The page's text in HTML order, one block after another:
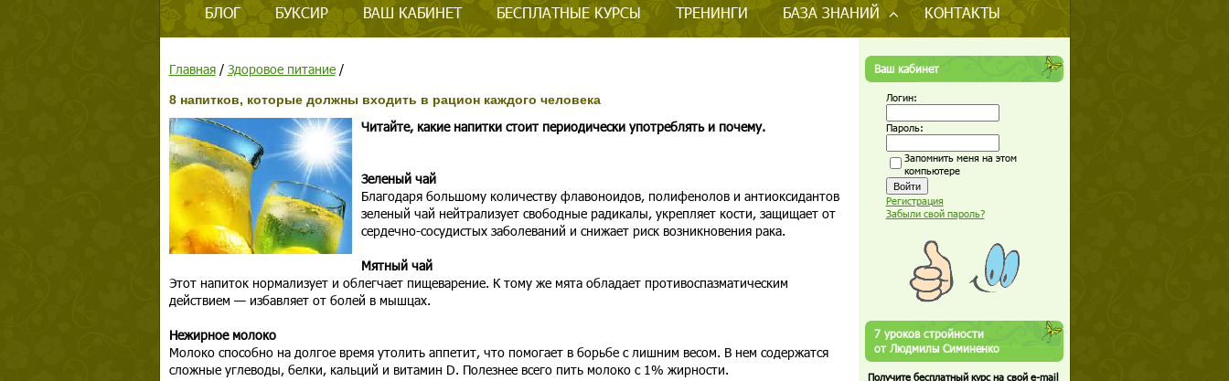
БЛОГ БУКСИР ВАШ КАБИНЕТ БЕСПЛАТНЫЕ КУРСЫ ТРЕНИНГИ БАЗА ЗНАНИЙ КОНТАКТЫ
Главная/ Здоровое питание/
8 напитков, которые должны входить в рацион каждого человека
Читайте, какие напитки стоит периодически употреблять и почему.
Зеленый чай
Благодаря большому количеству флавоноидов, полифенолов и антиоксидантов
зеленый чай нейтрализует свободные радикалы, укрепляет кости, защищает от
сердечно-сосудистых заболеваний и снижает риск возникновения рака.
Мятный чай
Этот напиток нормализует и облегчает пищеварение. К тому же мята обладает противоспазматическим
действием — избавляет от болей в мышцах.
Нежирное молоко
Молоко способно на долгое время утолить аппетит, что помогает в борьбе с лишним весом. В нем содержатся
сложные углеводы, белки, кальций и витамин D. Полезнее всего пить молоко с 1% жирности.
Ваш кабинет
Логин:
Пароль:
Запомнить меня на этом
компьютере
Регистрация
Забыли свой пароль?
7 уроков стройности
от Людмилы Симиненко
Получите бесплатный курс на свой e-mail